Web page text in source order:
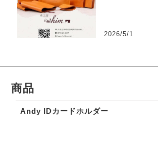
2026/5/1
商品
Andy IDカードホルダー